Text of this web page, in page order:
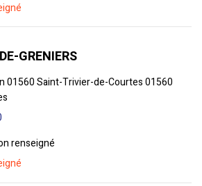
GRENIERS
01560 Saint-Trivier-de-Courtes 01560
renseigné